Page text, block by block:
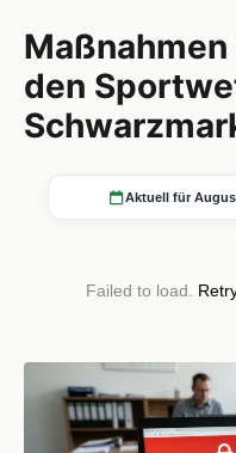
Maßnahmen
den
Aktuell für
Failed to load.